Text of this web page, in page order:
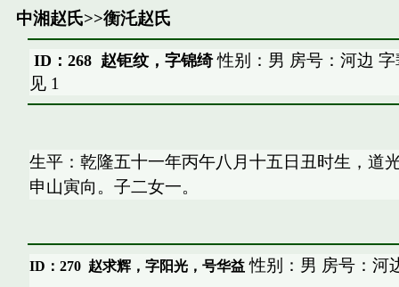
中湘赵氏>>衡汑赵氏
ID：268 赵钜纹，字锦绮性别：男 房号：河边
见 1
生平：乾隆五十一年丙午八月十五日丑时生，道
申山寅向。子二女一。
ID：270 赵求辉，字阳光，号华益性别：男 房号：河